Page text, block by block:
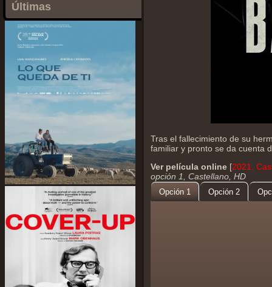
Últimas
Tras el fallecimiento de su
familiar y pronto se da cuenta
Ver película online [2021,
opción 1, Castellano, HD
Opción 1 Opción 2